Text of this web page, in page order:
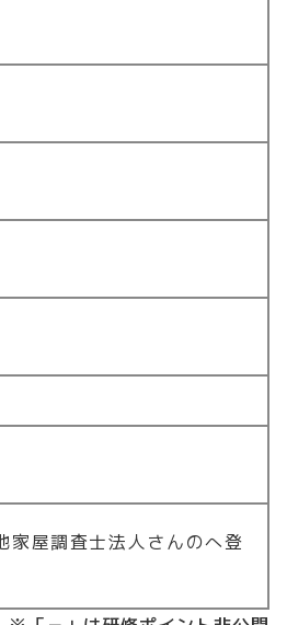
屋調査士法人さんのへ登